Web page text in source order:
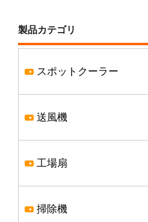
製品カテゴリ
スポットクーラー
送風機
工場扇
掃除機